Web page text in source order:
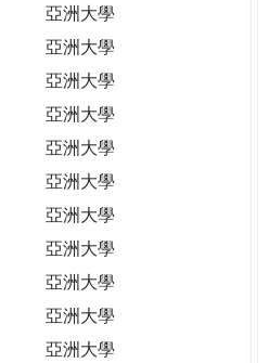
亞洲大學
亞洲大學
亞洲大學
亞洲大學
亞洲大學
亞洲大學
亞洲大學
亞洲大學
亞洲大學
亞洲大學
亞洲大學